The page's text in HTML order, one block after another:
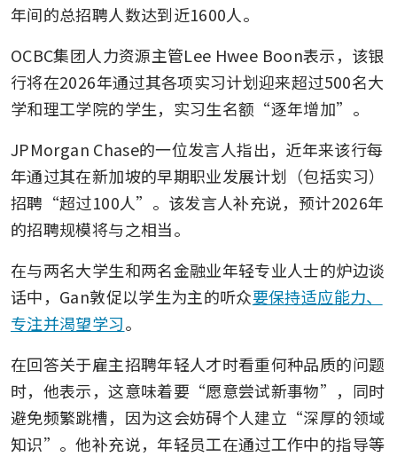
年间的总招聘人数达到近1600人。
OCBC集团人力资源主管Lee Hwee Boon表示，该银
行将在2026年通过其各项实习计划迎来超过500名大
学和理工学院的学生，实习生名额“逐年增加”。
JPMorgan Chase的一位发言人指出，近年来该行每
年通过其在新加坡的早期职业发展计划（包括实习）
招聘“超过100人”。该发言人补充说，预计2026年
的招聘规模将与之相当。
在与两名大学生和两名金融业年轻专业人士的炉边谈
话中，Gan敦促以学生为主的听众要保持适应能力、
专注并渴望学习。
在回答关于雇主招聘年轻人才时看重何种品质的问题
时，他表示，这意味着要“愿意尝试新事物”，同时
避免频繁跳槽，因为这会妨碍个人建立“深厚的领域
知识”。他补充说，年轻员工在通过工作中的指导等